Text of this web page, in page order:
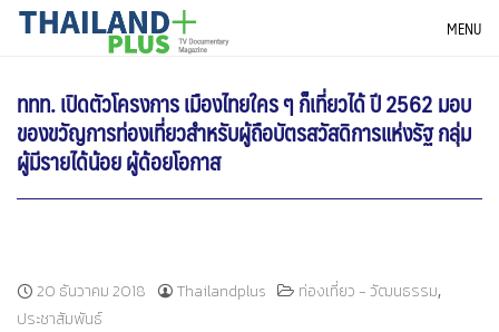
SkipTHAILANDPLUS NEWS MENU
ททท. เปิดตัวโครงการ เมืองไทยใคร ๆ ก็เที่ยวได้ ปี 2562 มอบ
ของขวัญการท่องเที่ยวสำหรับผู้ถือบัตรสวัสดิการแห่งรัฐ กลุ่ม
ผู้มีรายได้น้อย ผู้ด้อยโอกาส
20 ธันวาคม 2018 Thailandplus ท่องเที่ยว - วัฒนธรรม,
ประชาสัมพันธ์